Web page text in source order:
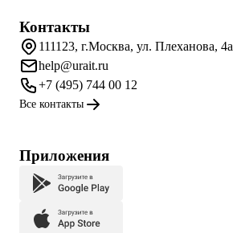
Контакты
111123, г.Москва, ул. Плеханова, 4а
help@urait.ru
+7 (495) 744 00 12
Все контакты
Приложения